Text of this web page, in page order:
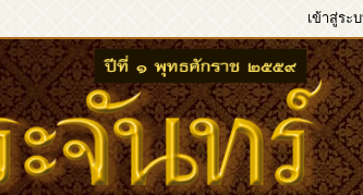
เข้าสู่ระ